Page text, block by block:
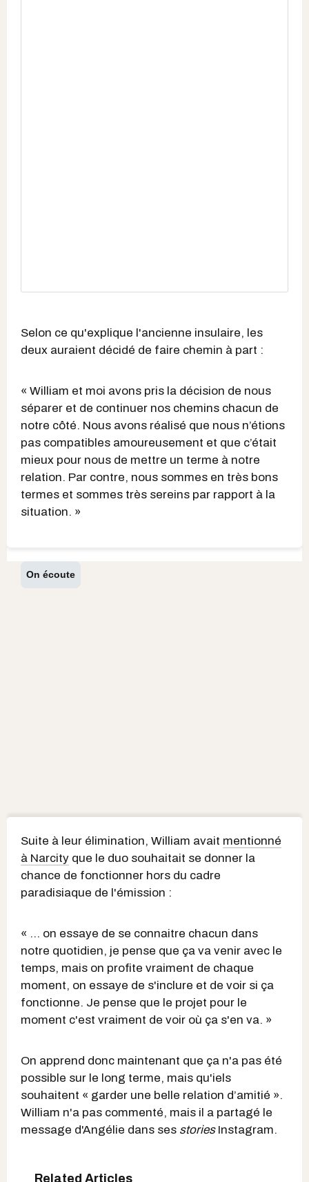
Selon ce qu'explique l'ancienne insulaire, les
deux auraient décidé de faire chemin à part :
« William et moi avons pris la décision de nous
séparer et de continuer nos chemins chacun de
notre côté. Nous avons réalisé que nous n’étions
pas compatibles amoureusement et que c’était
mieux pour nous de mettre un terme à notre
relation. Par contre, nous sommes en très bons
termes et sommes très sereins par rapport à la
situation. »
On écoute
Suite à leur élimination, William avait mentionné
à Narcity que le duo souhaitait se donner la
chance de fonctionner hors du cadre
paradisiaque de l'émission :
« ... on essaye de se connaitre chacun dans
notre quotidien, je pense que ça va venir avec le
temps, mais on profite vraiment de chaque
moment, on essaye de s'inclure et de voir si ça
fonctionne. Je pense que le projet pour le
moment c'est vraiment de voir où ça s'en va. »
On apprend donc maintenant que ça n'a pas été
possible sur le long terme, mais qu'iels
souhaitent « garder une belle relation d’amitié ».
William n'a pas commenté, mais il a partagé le
message d'Angélie dans ses storiesInstagram.